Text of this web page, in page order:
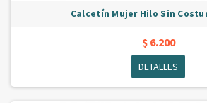
Calcetín Mujer Hilo Sin
$ 6.200
DETALLES